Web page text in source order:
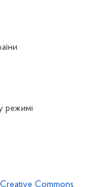
режимі
Creative Commons